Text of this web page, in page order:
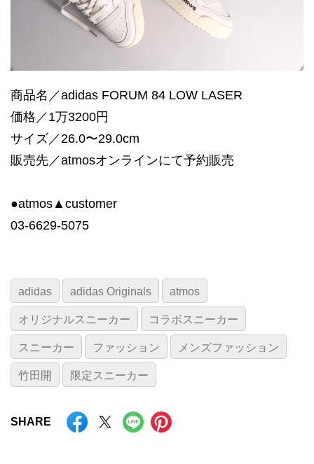
商品名／adidas FORUM 84 LOW LASER
価格／1万3200円
サイズ／26.0〜29.0cm
販売先／atmosオンラインにて予約販売
●atmos▲customer
03-6629-5075
adidas adidas Originals atmos
オリジナルスニーカー コラボスニーカー
スニーカー ファッション メンズファッション
竹田開 限定スニーカー
SHARE